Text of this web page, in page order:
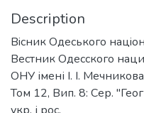
Description
Вiсник Одеського
Вестник Одесского
ОНУ імені І. І.
Том 12, Вип. 8: Сер.